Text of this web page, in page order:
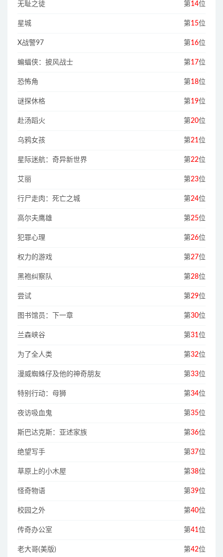
无耻之徒 第14位
星城 第15位
X战警97 第16位
蝙蝠侠：披风战士 第17位
恐怖角 第18位
谜探休格 第19位
赴汤蹈火 第20位
乌鸦女孩 第21位
星际迷航：奇异新世界 第22位
艾丽 第23位
行尸走肉：死亡之城 第24位
高尔夫鹰雄 第25位
犯罪心理 第26位
权力的游戏 第27位
黑袍纠察队 第28位
尝试 第29位
图书馆员：下一章 第30位
兰森峡谷 第31位
为了全人类 第32位
漫威蜘蛛仔及他的神奇朋友 第33位
特别行动：母狮 第34位
夜访吸血鬼 第35位
斯巴达克斯：亚述家族 第36位
绝望写手 第37位
草原上的小木屋 第38位
怪奇物语 第39位
校园之外 第40位
传奇办公室 第41位
老大哥(美版) 第42位